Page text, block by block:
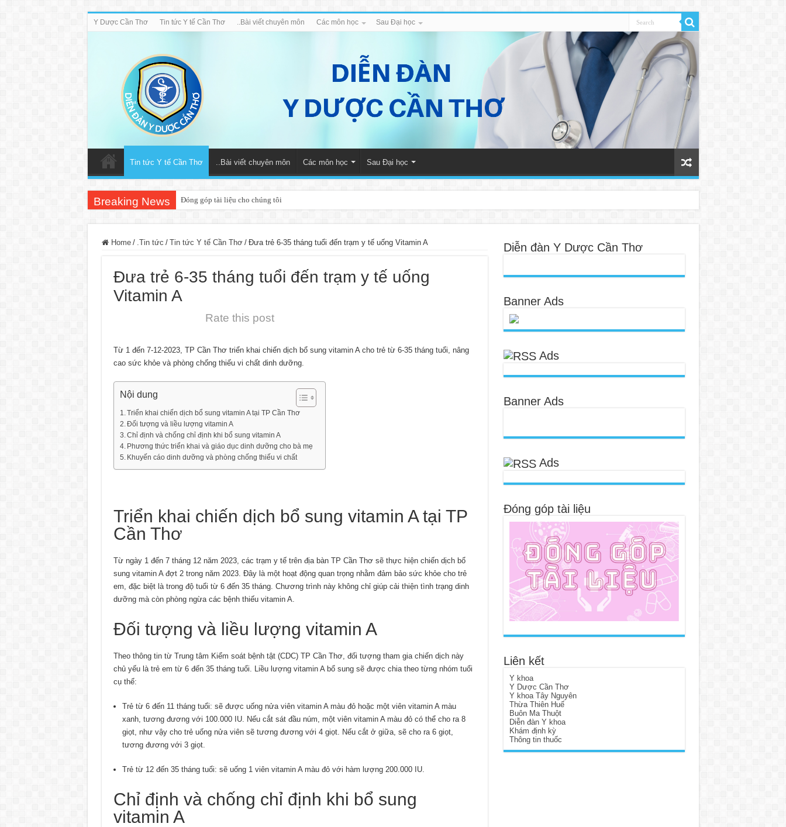
Y Dược Cần Thơ Tin tức Y tế Cần Thơ ..Bài viết chuyên môn Các môn học Sau Đại học
Tin tức Y tế Cần Thơ ..Bài viết chuyên môn Các môn học Sau Đại học
Breaking News Đóng góp tài liệu cho chúng tôi
Home / .Tin tức / Tin tức Y tế Cần Thơ / Đưa trẻ 6-35 tháng tuổi đến trạm y tế uống Vitamin A
Đưa trẻ 6-35 tháng tuổi đến trạm y tế uống
Vitamin A
Rate this post
Từ 1 đến 7-12-2023, TP Cần Thơ triển khai chiến dịch bổ sung vitamin A cho trẻ từ 6-35 tháng tuổi, nâng
cao sức khỏe và phòng chống thiếu vi chất dinh dưỡng.
Nội dung
Triển khai chiến dịch bổ sung vitamin A tại TP Cần Thơ
Đối tượng và liều lượng vitamin A
Chỉ định và chống chỉ định khi bổ sung vitamin A
Phương thức triển khai và giáo dục dinh dưỡng cho bà mẹ
Khuyến cáo dinh dưỡng và phòng chống thiếu vi chất
Triển khai chiến dịch bổ sung vitamin A tại TP
Cần Thơ
Từ ngày 1 đến 7 tháng 12 năm 2023, các trạm y tế trên địa bàn TP Cần Thơ sẽ thực hiện chiến dịch bổ
sung vitamin A đợt 2 trong năm 2023. Đây là một hoạt động quan trọng nhằm đảm bảo sức khỏe cho trẻ
em, đặc biệt là trong độ tuổi từ 6 đến 35 tháng. Chương trình này không chỉ giúp cải thiện tình trạng dinh
dưỡng mà còn phòng ngừa các bệnh thiếu vitamin A.
Đối tượng và liều lượng vitamin A
Theo thông tin từ Trung tâm Kiểm soát bệnh tật (CDC) TP Cần Thơ, đối tượng tham gia chiến dịch này
chủ yếu là trẻ em từ 6 đến 35 tháng tuổi. Liều lượng vitamin A bổ sung sẽ được chia theo từng nhóm tuổi
cụ thể:
Trẻ từ 6 đến 11 tháng tuổi: sẽ được uống nửa viên vitamin A màu đỏ hoặc một viên vitamin A màu
xanh, tương đương với 100.000 IU. Nếu cắt sát đầu núm, một viên vitamin A màu đỏ có thể cho ra 8
giọt, như vậy cho trẻ uống nửa viên sẽ tương đương với 4 giọt. Nếu cắt ở giữa, sẽ cho ra 6 giọt,
tương đương với 3 giọt.
Trẻ từ 12 đến 35 tháng tuổi: sẽ uống 1 viên vitamin A màu đỏ với hàm lượng 200.000 IU.
Chỉ định và chống chỉ định khi bổ sung
vitamin A
Diễn đàn Y Dược Cần Thơ
Banner Ads
Ads
Banner Ads
Ads
Đóng góp tài liệu
Liên kết
Y khoa
Y Dược Cần Thơ
Y khoa Tây Nguyên
Thừa Thiên Huế
Buôn Ma Thuột
Diễn đàn Y khoa
Khám định kỳ
Thông tin thuốc